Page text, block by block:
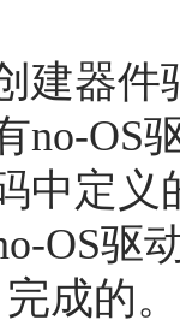
建器
no-OS
中定
OS驱
成的。